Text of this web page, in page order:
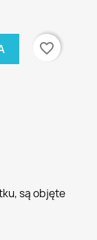
favorite_border
są objęte